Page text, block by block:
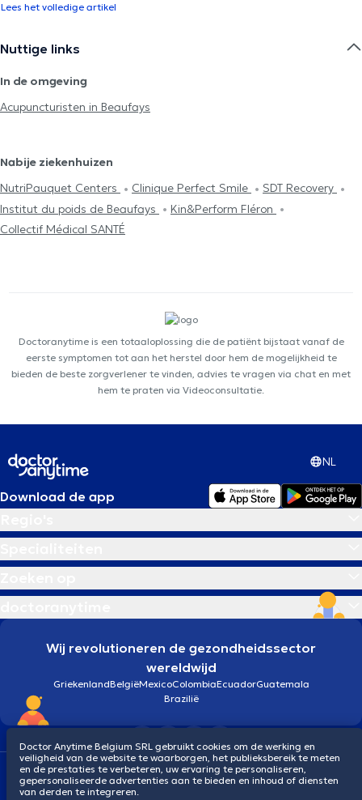
Lees het volledige artikel
Nuttige links
In de omgeving
Acupuncturisten in Beaufays
Nabije ziekenhuizen
NutriPauquet Centers
Clinique Perfect Smile
SDT Recovery
Institut du poids de Beaufays
Kin&Perform Fléron
Collectif Médical SANTÉ
Doctoranytime is een totaaloplossing die de patiënt bijstaat vanaf de
eerste symptomen tot aan het herstel door hem de mogelijkheid te
bieden de beste zorgverlener te vinden, advies te vragen via chat en met
hem te praten via Videoconsultatie.
NL
Download de app
Wij revolutioneren de gezondheidssector
wereldwijd
GriekenlandBelgiëMexicoColombiaEcuadorGuatemala
Brazilië
Algemene voorwaardenCookiesPrivacybeleid
© 2026 doctoranytime
Doctor Anytime Belgium SRL gebruikt cookies om de werking en
veiligheid van de website te waarborgen, het publieksbereik te meten
en de prestaties te verbeteren, uw ervaring te personaliseren,
gepersonaliseerde advertenties aan te bieden en inhoud of diensten
van derden te integreren.